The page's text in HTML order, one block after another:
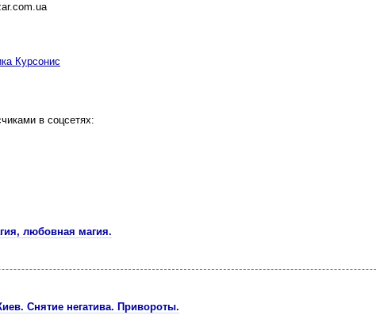
Курсонис
в соцсетях:
любовная магия.
Снятие негатива. Привороты.